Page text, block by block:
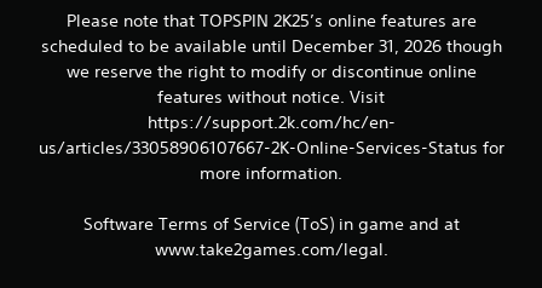
Please note that TOPSPIN 2K25’s online features are
scheduled to be available until December 31, 2026 though
we reserve the right to modify or discontinue online
features without notice. Visit
https://support.2k.com/hc/en-
us/articles/33058906107667-2K-Online-Services-Status for
more information.
Software Terms of Service (ToS) in game and at
www.take2games.com/legal.